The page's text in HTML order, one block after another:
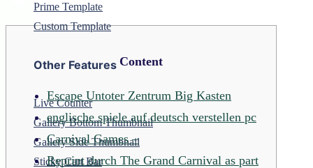
Prime Template
Custom Template
Other Features
Live Counter
Gallery Bottom Thumbnail
Gallery Side Thumbnail
Sticky Cart Bar
Content
Escape Untoter Zentrum Big Kasten
englische spiele auf deutsch verstellen pc
Carnival Games –
Reprint durch The Grand Carnival as part